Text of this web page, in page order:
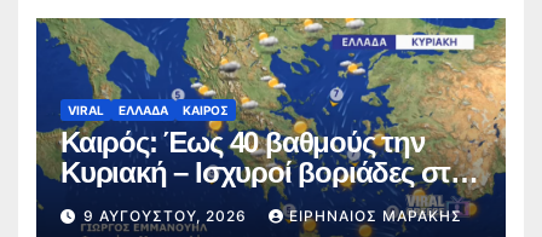
VIRAL ΕΛΛΑΔΑ ΚΑΙΡΟΣ
Καιρός: Έως 40 βαθμούς την
Κυριακή – Ισχυροί βοριάδες στο
Αιγαίο (video)
9 ΑΥΓΟΎΣΤΟΥ, 2026 ΕΙΡΗΝΑΊΟΣ ΜΑΡΆΚΗΣ